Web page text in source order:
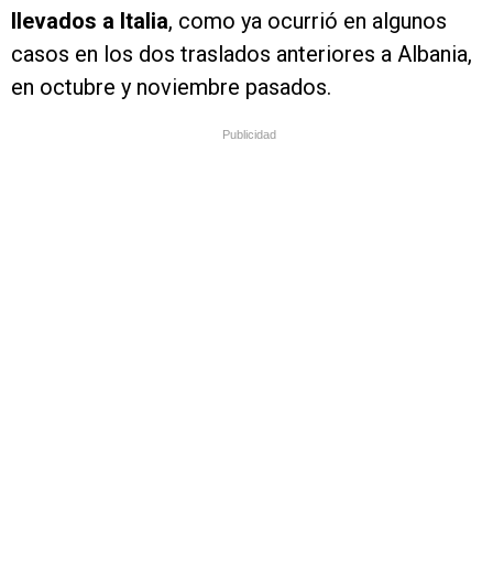
llevados a Italia, como ya ocurrió en algunos
casos en los dos traslados anteriores a Albania,
en octubre y noviembre pasados.
Publicidad